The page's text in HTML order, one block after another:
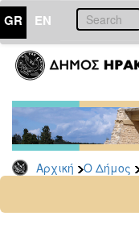
GR EN
Αρχική Ο Δήμος
ΔΗΜΟΣ
Δελτία
Τύπου
Αρχείο
2026
2024